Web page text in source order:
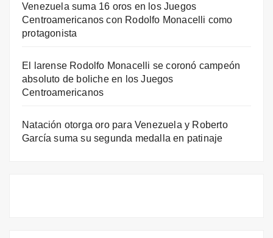
Venezuela suma 16 oros en los Juegos
Centroamericanos con Rodolfo Monacelli como
protagonista
El larense Rodolfo Monacelli se coronó campeón
absoluto de boliche en los Juegos
Centroamericanos
Natación otorga oro para Venezuela y Roberto
García suma su segunda medalla en patinaje